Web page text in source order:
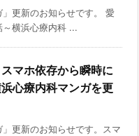
」更新のお知らせです。 愛
横浜心療内科 ...
スマホ依存から瞬時に
心療内科マンガを更
」更新のお知らせです。スマ